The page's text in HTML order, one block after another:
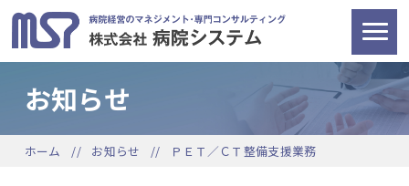
お知らせ
ホーム お知らせ ＰＥＴ／ＣＴ整備支援業務